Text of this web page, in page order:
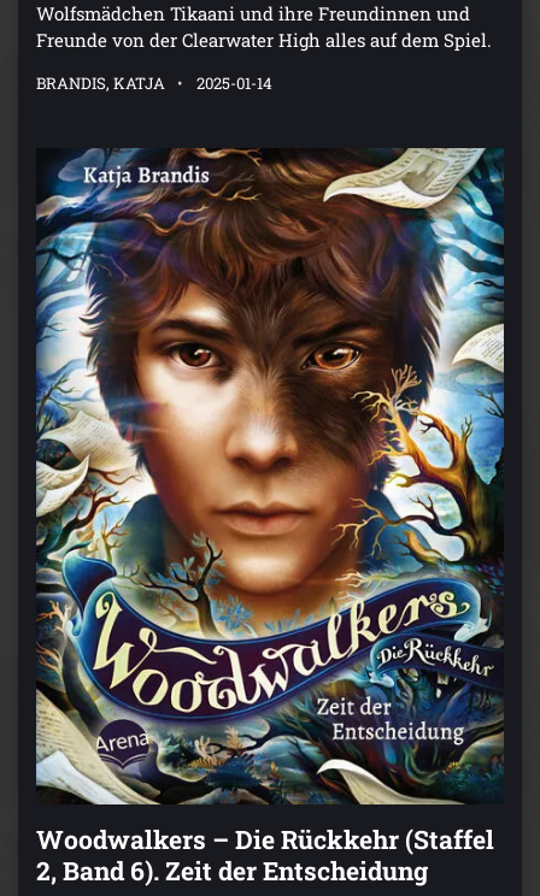
Wolfsmädchen Tikaani und ihre Freundinnen und
Freunde von der Clearwater High alles auf dem Spiel.
BRANDIS, KATJA 2025-01-14
Woodwalkers – Die Rückkehr (Staffel
2, Band 6). Zeit der Entscheidung